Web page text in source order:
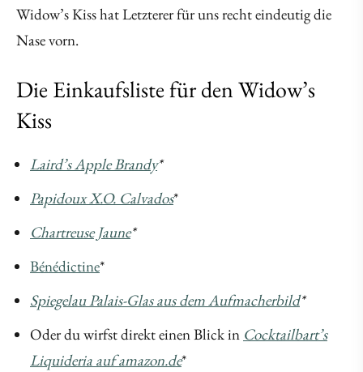
Widow’s Kiss hat Letzterer für uns recht eindeutig die
Nase vorn.
Die Einkaufsliste für den Widow’s
Kiss
Laird’s Apple Brandy*
Papidoux X.O. Calvados*
Chartreuse Jaune*
Bénédictine*
Spiegelau Palais-Glas aus dem Aufmacherbild*
Oder du wirfst direkt einen Blick in Cocktailbart’s
Liquideria auf amazon.de*